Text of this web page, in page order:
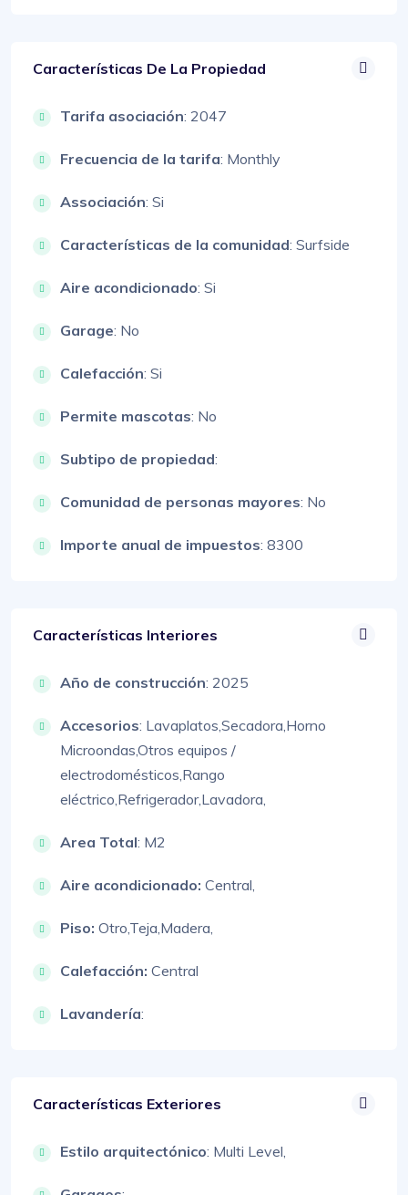
Características De La Propiedad
Tarifa asociación: 2047
Frecuencia de la tarifa: Monthly
Associación: Si
Características de la comunidad: Surfside
Aire acondicionado: Si
Garage: No
Calefacción: Si
Permite mascotas: No
Subtipo de propiedad:
Comunidad de personas mayores: No
Importe anual de impuestos: 8300
Características Interiores
Año de construcción: 2025
Accesorios: Lavaplatos,Secadora,Horno
Microondas,Otros equipos /
electrodomésticos,Rango
eléctrico,Refrigerador,Lavadora,
Area Total: M2
Aire acondicionado: Central,
Piso: Otro,Teja,Madera,
Calefacción: Central
Lavandería:
Características Exteriores
Estilo arquitectónico: Multi Level,